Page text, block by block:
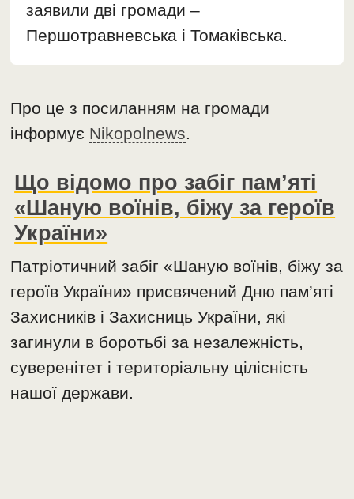
заявили дві громади –
Першотравневська і Томаківська.
Про це з посиланням на громади
інформує Nikopolnews.
Що відомо про забіг пам’яті
«Шаную воїнів, біжу за героїв
України»
Патріотичний забіг «Шаную воїнів, біжу за
героїв України» присвячений Дню пам’яті
Захисників і Захисниць України, які
загинули в боротьбі за незалежність,
суверенітет і територіальну цілісність
нашої держави.